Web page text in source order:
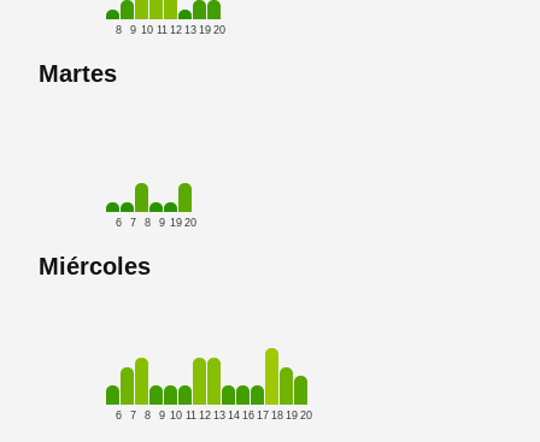
8 9 10 11 12 13 19 20
Martes
6 7 8 9 19 20
Miércoles
6 7 8 9 10 11 12 13 14 16 17 18 19 20